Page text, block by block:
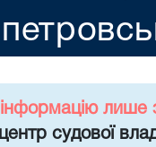
лише
судової